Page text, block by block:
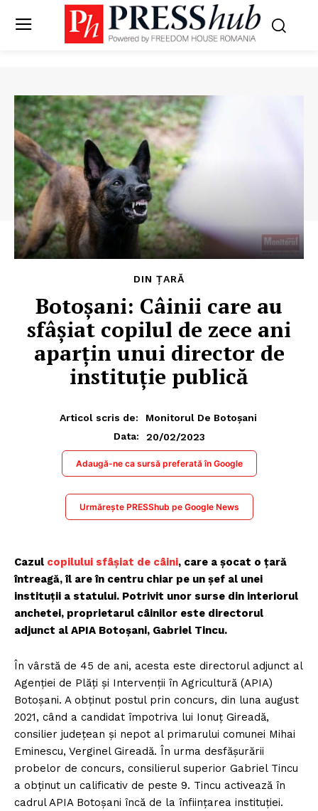
DIN ȚARĂ
Botoșani: Câinii care au
sfâşiat copilul de zece ani
aparţin unui director de
instituţie publică
Articol scris de:
Monitorul De Botoșani
Data:
20/02/2023
Adaugă-ne ca sursă preferată în Google
Urmărește PRESShub pe Google News
Cazul copilului sfâşiat de câini, care a şocat o ţară
întreagă, îl are în centru chiar pe un şef al unei
instituţii a statului. Potrivit unor surse din interiorul
anchetei, proprietarul câinilor este directorul
adjunct al APIA Botoşani, Gabriel Tincu.
În vârstă de 45 de ani, acesta este directorul adjunct al
Agenției de Plăți și Intervenții în Agricultură (APIA)
Botoşani. A obţinut postul prin concurs, din luna august
2021, când a candidat împotriva lui Ionuț Gireadă,
consilier județean și nepot al primarului comunei Mihai
Eminescu, Verginel Gireadă. În urma desfășurării
probelor de concurs, consilierul superior Gabriel Tincu
a obținut un calificativ de peste 9. Tincu activează în
cadrul APIA Botoșani încă de la înființarea instituției.